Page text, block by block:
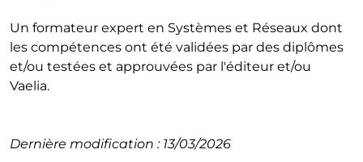
Un formateur expert en Systèmes et Réseaux dont
les compétences ont été validées par des diplômes
et/ou testées et approuvées par l'éditeur et/ou
Vaelia.
Dernière modification : 13/03/2026